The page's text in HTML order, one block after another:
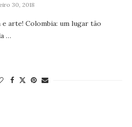
30, 2018
arte! Colombia: um lugar tão
…